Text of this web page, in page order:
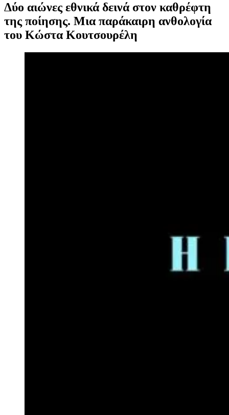
Δύο αιώνες εθνικά δεινά στον καθρέφτη
της ποίησης. Μια παράκαιρη ανθολογία
του Κώστα Κουτσουρέλη